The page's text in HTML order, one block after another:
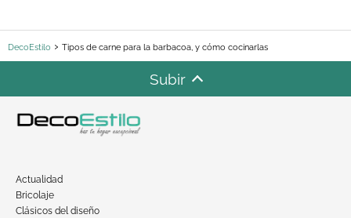
DecoEstilo Tipos de carne para la barbacoa, y cómo cocinarlas
Subir
Actualidad
Bricolaje
Clásicos del diseño